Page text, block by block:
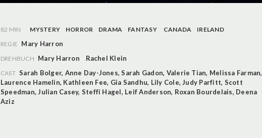
82 MIN MYSTERY HORROR DRAMA FANTASY CANADA
IRELAND
REGIE Mary Harron
DREHBUCH Mary Harron Rachel Klein
CAST Sarah Bolger, Anne Day-Jones,Sarah Gadon, Valerie Tian, Melissa Farman,
Laurence Hamelin, Kathleen Fee, Gia Sandhu, Lily Cole,Judy Parfitt, Scott
Speedman,Julian Casey, Steffi Hagel, Leif Anderson, Roxan Bourdelais, Deena
Aziz